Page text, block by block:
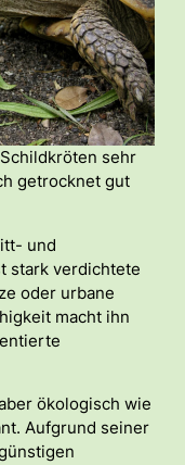
sehr
getrocknet gut
und
stark verdichtete
oder urbane
macht ihn
ökologisch wie
Aufgrund seiner